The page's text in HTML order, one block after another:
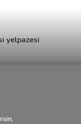
yelpazesi